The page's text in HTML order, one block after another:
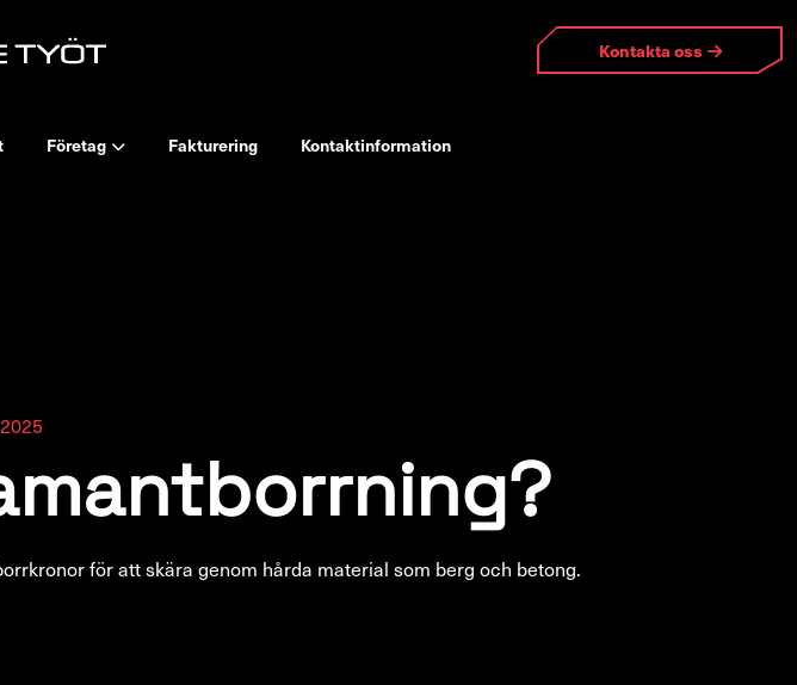
Kontakta oss
Företag Fakturering Kontaktinformation
för att skära genom hårda material som berg och betong.